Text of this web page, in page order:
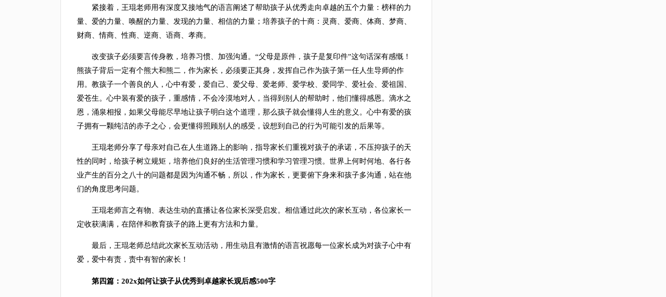
紧接着，王琨老师用有深度又接地气的语言阐述了帮助孩子从优秀走向卓越的五个力量：榜样的力
量、爱的力量、唤醒的力量、发现的力量、相信的力量；培养孩子的十商：灵商、爱商、体商、梦商、
财商、情商、性商、逆商、语商、孝商。
改变孩子必须要言传身教，培养习惯、加强沟通。“父母是原件，孩子是复印件”这句话深有感慨！
熊孩子背后一定有个熊大和熊二，作为家长，必须要正其身，发挥自己作为孩子第一任人生导师的作
用。教孩子一个善良的人，心中有爱，爱自己、爱父母、爱老师、爱学校、爱同学、爱社会、爱祖国、
爱苍生。心中装有爱的孩子，重感情，不会冷漠地对人，当得到别人的帮助时，他们懂得感恩。滴水之
恩，涌泉相报，如果父母能尽早地让孩子明白这个道理，那么孩子就会懂得人生的意义。心中有爱的孩
子拥有一颗纯洁的赤子之心，会更懂得照顾别人的感受，设想到自己的行为可能引发的后果等。
王琨老师分享了母亲对自己在人生道路上的影响，指导家长们重视对孩子的承诺，不压抑孩子的天
性的同时，给孩子树立规矩，培养他们良好的生活管理习惯和学习管理习惯。世界上何时何地、各行各
业产生的百分之八十的问题都是因为沟通不畅，所以，作为家长，更要俯下身来和孩子多沟通，站在他
们的角度思考问题。
王琨老师言之有物、表达生动的直播让各位家长深受启发。相信通过此次的家长互动，各位家长一
定收获满满，在陪伴和教育孩子的路上更有方法和力量。
最后，王琨老师总结此次家长互动活动，用生动且有激情的语言祝愿每一位家长成为对孩子心中有
爱，爱中有责，责中有智的家长！
第四篇：202x如何让孩子从优秀到卓越家长观后感500字